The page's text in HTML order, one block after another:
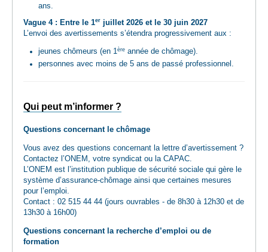
ans.
Vague 4 : Entre le 1erjuillet 2026 et le 30 juin 2027
L’envoi des avertissements s’étendra progressivement aux :
jeunes chômeurs (en 1èreannée de chômage).
personnes avec moins de 5 ans de passé professionnel.
Qui peut m’informer ?
Questions concernant le chômage
Vous avez des questions concernant la lettre d’avertissement ?
Contactez l’ONEM, votre syndicat ou la CAPAC.
L’ONEM est l’institution publique de sécurité sociale qui gère le
système d’assurance-chômage ainsi que certaines mesures
pour l’emploi.
Contact : 02 515 44 44 (jours ouvrables - de 8h30 à 12h30 et de
13h30 à 16h00)
Questions concernant la recherche d’emploi ou de
formation